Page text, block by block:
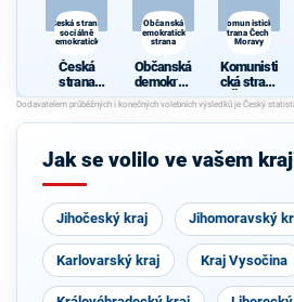
Česká strana
sociálně
demokratická
Česká
strana
sociálně
demokrati
cká
Občanská
demokratická
strana
Občanská
demokrati
cká strana
Komunistická
strana Čech a
Moravy
Komunisti
cká strana
Čech a
Moravy
Jak se volilo ve vašem
Jihočeský kraj Jihomoravský
Karlovarský kraj Kraj Vysočina